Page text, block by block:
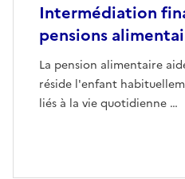
Intermédiation
pensions
La pension alimentaire
réside l'enfant
liés à la vie quotidienne …